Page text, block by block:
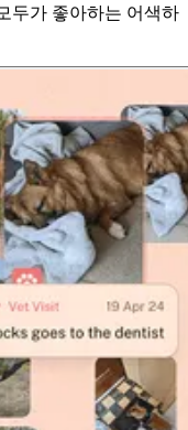
두가 좋아하는 어색하